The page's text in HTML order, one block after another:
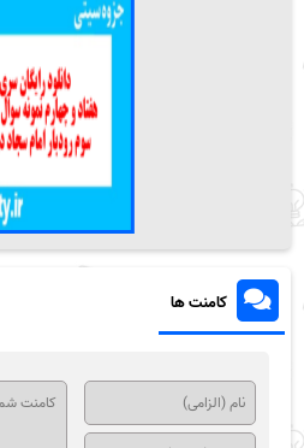
کامنت ها